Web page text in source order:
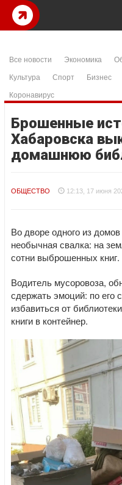
Все новости Экономика
Культура
Спорт Бизнес
Коронавирус
Брошенные
Хабаровска
домашнюю
ОБЩЕСТВО 12:13, 17 июня
Во дворе одного из
необычная свалка: на
сотни выброшенных книг.
Водитель мусоровоза,
сдержать эмоций: по
избавиться от
книги в контейнер.